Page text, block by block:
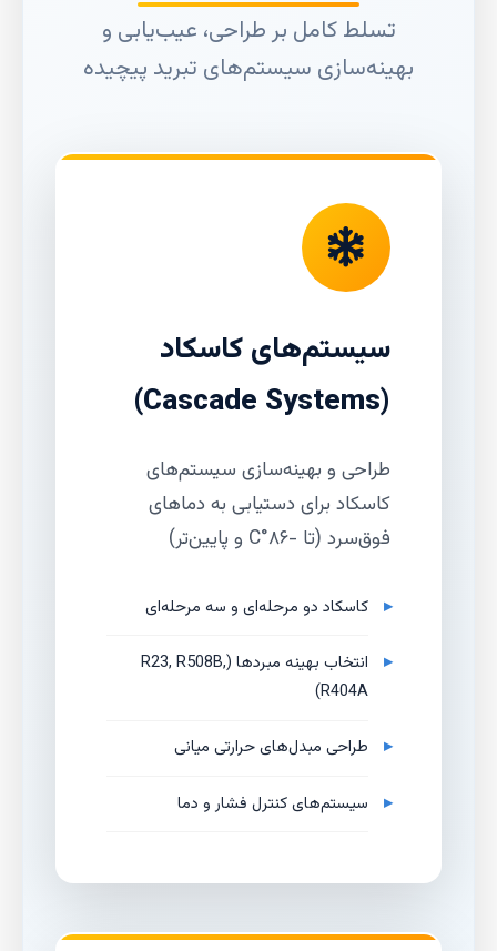
تسلط کامل بر طراحی، عیب‌یابی و
بهینه‌سازی سیستم‌های تبرید پیچیده
سیستم‌های کاسکاد
(Cascade Systems)
طراحی و بهینه‌سازی سیستم‌های
کاسکاد برای دستیابی به دماهای
فوق‌سرد (تا -۸۶°C و پایین‌تر)
کاسکاد دو مرحله‌ای و سه مرحله‌ای
انتخاب بهینه مبردها (R23, R508B,
R404A)
طراحی مبدل‌های حرارتی میانی
سیستم‌های کنترل فشار و دما